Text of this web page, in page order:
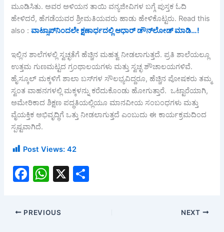
ಮೂಡಿಸಿತು. ಅವರ ಅಳಿಯನ ತಾಯಿ ವನ್ಯಜೀವಿಗಳ ಬಗ್ಗೆ ಪುಸ್ತಕ ಓದಿ
ಹೇಳಿದರೆ, ಹೆಗಡೆಯವರ ಶ್ರೀಮತಿಯವರು ಹಾಡು ಹೇಳಿಕೊಟ್ಟರು. Read this
also :ವಾಟ್ಸಾಪ್‌ನಿಂದಲೇ ಕ್ಷಣಾರ್ಧದಲ್ಲಿ ಆಧಾರ್ ಡೌನ್‌ಲೋಡ್ ಮಾಡಿ…!
ಇಲ್ಲಿನ ಶಾಲೆಗಳಲ್ಲಿ ಸ್ವಚ್ಛತೆಗೆ ಹೆಚ್ಚಿನ ಮಹತ್ವ ನೀಡಲಾಗುತ್ತದೆ. ಪ್ರತಿ ಶಾಲೆಯಲ್ಲೂ
ಉತ್ತಮ ಗುಣಮಟ್ಟದ ಗ್ರಂಥಾಲಯಗಳು ಮತ್ತು ಸ್ವಚ್ಛ ಶೌಚಾಲಯಗಳಿವೆ.
ಹೈಸ್ಕೂಲ್ ಮಕ್ಕಳಿಗೆ ಶಾಲಾ ಬಸ್‌ಗಳ ಸೌಲಭ್ಯವಿದ್ದರೂ, ಹೆಚ್ಚಿನ ಪೋಷಕರು ತಮ್ಮ
ಸ್ವಂತ ವಾಹನಗಳಲ್ಲಿ ಮಕ್ಕಳನ್ನು ಕರೆದುಕೊಂಡು ಹೋಗುತ್ತಾರೆ. ಒಟ್ಟಾರೆಯಾಗಿ,
ಅಮೇರಿಕಾದ ಶಿಕ್ಷಣ ಪದ್ಧತಿಯಲ್ಲಿಯೂ ಮಾನವೀಯ ಸಂಬಂಧಗಳು ಮತ್ತು
ವೈಯಕ್ತಿಕ ಅಭಿವೃದ್ಧಿಗೆ ಒತ್ತು ನೀಡಲಾಗುತ್ತದೆ ಎಂಬುದು ಈ ಕಾರ್ಯಕ್ರಮದಿಂದ
ಸ್ಪಷ್ಟವಾಗಿದೆ.
Post Views: 42
F
c
e
W
at
s
X
PREVIOUS NEXT